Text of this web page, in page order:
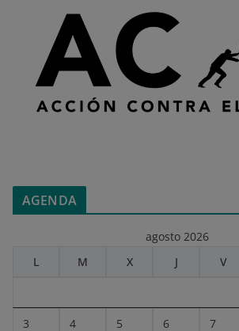
AGENDA
agosto 2026
L
M X J V
3 4 5 6 7